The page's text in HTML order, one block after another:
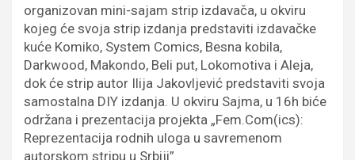
organizovan mini-sajam strip izdavača, u okviru
kojeg će svoja strip izdanja predstaviti izdavačke
kuće Komiko, System Comics, Besna kobila,
Darkwood, Makondo, Beli put, Lokomotiva i Aleja,
dok će strip autor Ilija Jakovljević predstaviti svoja
samostalna DIY izdanja. U okviru Sajma, u 16h biće
održana i prezentacija projekta „Fem.Com(ics):
Reprezentacija rodnih uloga u savremenom
autorskom stripu u Srbiji”.